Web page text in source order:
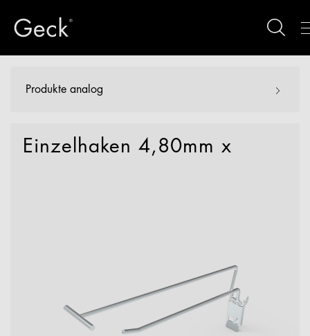
Produkte analog
Einzelhaken 4,80mm x